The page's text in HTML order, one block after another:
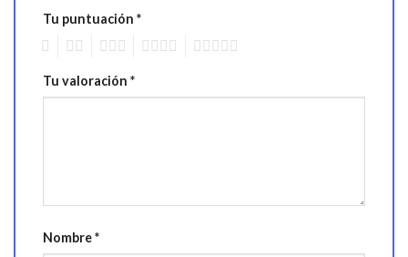
Tu puntuación *
Tu valoración *
Nombre*